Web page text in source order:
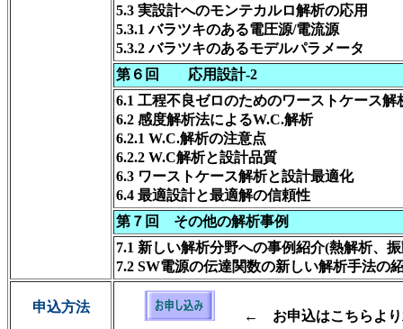
5.3 実設計へのモンテカルロ解析の応用
5.3.1 バラツキのある電圧源/電流源
5.3.2 バラツキのあるモデルパラメータ
第６回 応用設計-2
6.1 工程不良ゼロのためのワーストケース解
6.2 感度解析法によるW.C.解析
6.2.1 W.C.解析の注意点
6.2.2 W.C解析と設計品質
6.3 ワーストケース解析と設計最適化
6.4 最適設計と最適解の信頼性
第７回 その他の解析事例
7.1 新しい解析分野への事例紹介(熱解析、
7.2 SW電源の伝達関数の新しい解析手法の
申込方法
← お申込はこちらよ